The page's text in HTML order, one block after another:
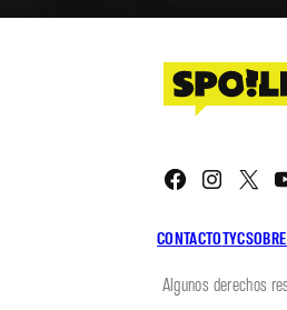
CONTACTOTYC
X
Algunos derechos